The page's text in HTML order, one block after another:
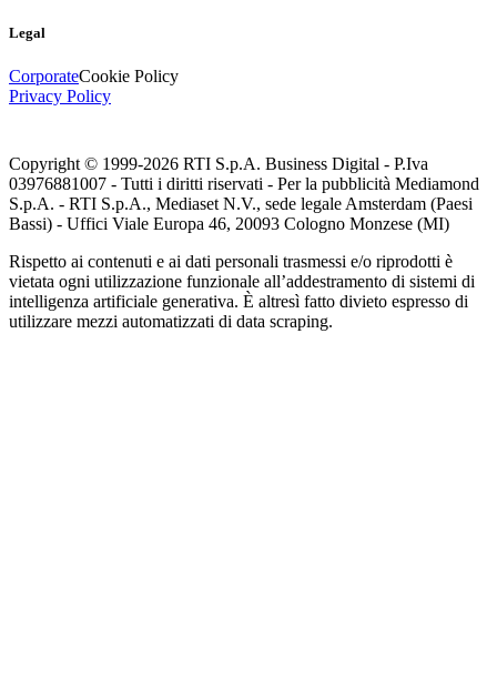
Legal
CorporateCookie Policy
Privacy Policy
Copyright © 1999-2026 RTI S.p.A. Business Digital - P.Iva
03976881007 - Tutti i diritti riservati - Per la pubblicità Mediamond
S.p.A. - RTI S.p.A., Mediaset N.V., sede legale Amsterdam (Paesi
Bassi) - Uffici Viale Europa 46, 20093 Cologno Monzese (MI)
Rispetto ai contenuti e ai dati personali trasmessi e/o riprodotti è
vietata ogni utilizzazione funzionale all’addestramento di sistemi di
intelligenza artificiale generativa. È altresì fatto divieto espresso di
utilizzare mezzi automatizzati di data scraping.